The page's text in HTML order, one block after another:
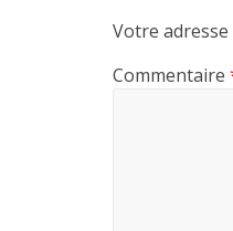
Votre
Commentaire